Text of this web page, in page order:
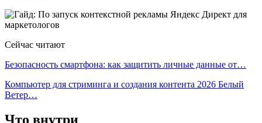
Сейчас читают
Безопасность смартфона: как защитить личные данные от…
Компьютер для стриминга и создания контента 2026 Белый
Ветер…
Что внутри